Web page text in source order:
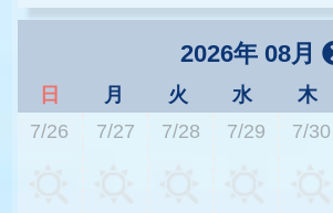
2026年 08月
日 月 火 水 木
7/26
7/27 7/28 7/29 7/30